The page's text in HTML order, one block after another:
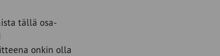
tällä osa-
onkin olla